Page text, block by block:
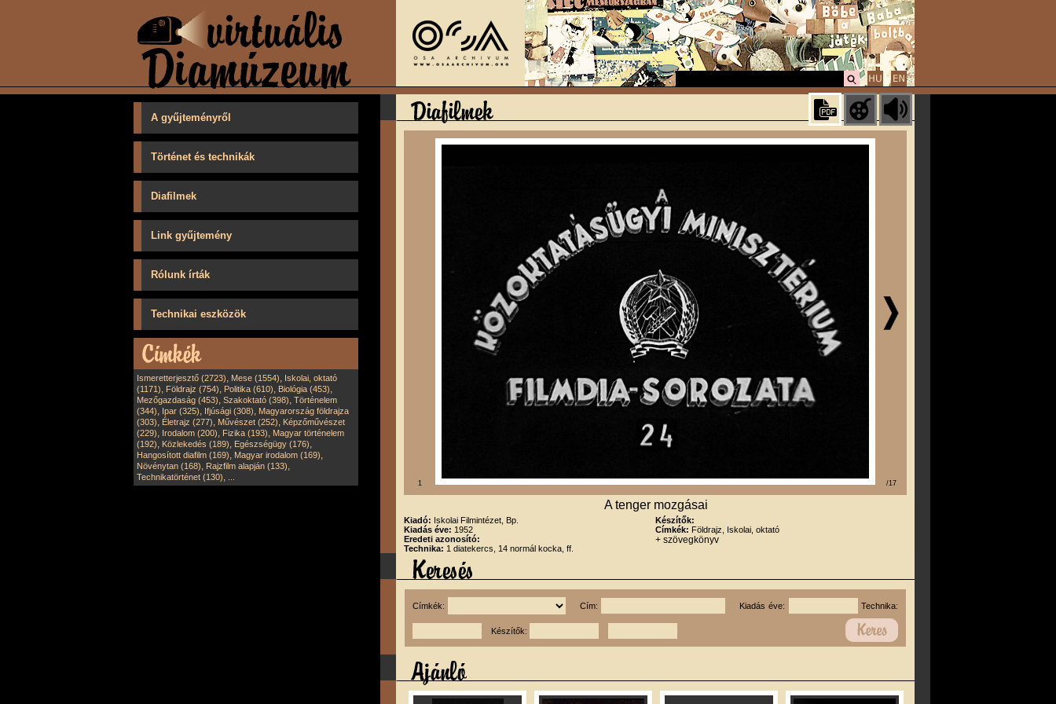
A gyűjteményről
Történet és technikák
Diafilmek
Link gyűjtemény
Rólunk írták
Technikai eszközök
Ismeretterjesztő (2723), Mese (1554), Iskolai, oktató
(1171), Földrajz (754), Politika (610), Biológia (453),
Mezőgazdaság (453), Szakoktató (398), Történelem
(344), Ipar (325), Ifjúsági (308), Magyarország földrajza
(303), Életrajz (277), Művészet (252), Képzőművészet
(229), Irodalom (200), Fizika (193), Magyar történelem
(192), Közlekedés (189), Egészségügy (176),
Hangosított diafilm (169), Magyar irodalom (169),
Növénytan (168), Rajzfilm alapján (133),
Technikatörténet (130),
1 /17
A tenger mozgásai
Kiadó: Iskolai Filmintézet, Bp.
Kiadás éve: 1952
Eredeti azonosító:
Technika: 1 diatekercs, 14 normál kocka, ff.
Készítők:
Címkék: Földrajz, Iskolai, oktató
+ szövegkönyv
Címkék: Cím: Kiadás éve: Technika:
Készítők: